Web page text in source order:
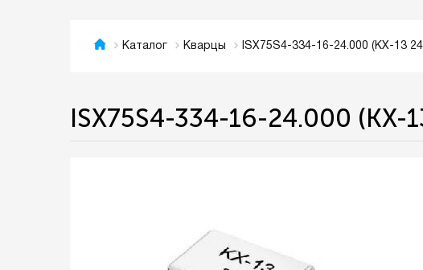
Каталог Кварцы ISX75S4-334-16-24.000 (KX-13
ISX75S4-334-16-24.000 (KX-